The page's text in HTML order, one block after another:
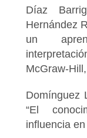
Díaz
Hernández
un
McGraw-
Domínguez
“El
influencia